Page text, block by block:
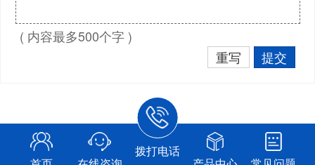
( 内容最多500个字 )
重写
提交
拨打电话